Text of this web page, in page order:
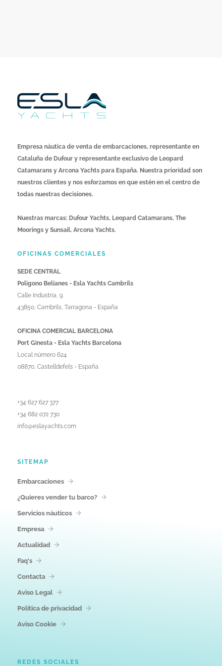
Empresa náutica de venta de embarcaciones, representante en
Cataluña de Dufour y representante exclusivo de Leopard
Catamarans y Arcona Yachts para España. Nuestra prioridad son
nuestros clientes y nos esforzamos en que estén en el centro de
todas nuestras decisiones.
Nuestras marcas: Dufour Yachts, Leopard Catamarans, The
Moorings y Sunsail, Arcona Yachts.
OFICINAS COMERCIALES
SEDE CENTRAL
Poligono Belianes - Esla Yachts Cambrils
Calle Industria, 9
43850, Cambrils, Tarragona - España
OFICINA COMERCIAL BARCELONA
Port Ginesta - Esla Yachts Barcelona
Local número 624
08870, Castelldefels - España
+34 627 627 377
+34 682 072 730
info@eslayachts.com
SITEMAP
Embarcaciones
¿Quieres vender tu barco?
Servicios náuticos
Empresa
Actualidad
Faq's
Contacta
Aviso Legal
Política de privacidad
Aviso Cookie
REDES SOCIALES